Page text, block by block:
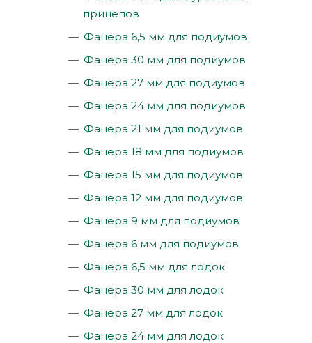
прицепов
Фанера 6,5 мм для подиумов
Фанера 30 мм для подиумов
Фанера 27 мм для подиумов
Фанера 24 мм для подиумов
Фанера 21 мм для подиумов
Фанера 18 мм для подиумов
Фанера 15 мм для подиумов
Фанера 12 мм для подиумов
Фанера 9 мм для подиумов
Фанера 6 мм для подиумов
Фанера 6,5 мм для лодок
Фанера 30 мм для лодок
Фанера 27 мм для лодок
Фанера 24 мм для лодок